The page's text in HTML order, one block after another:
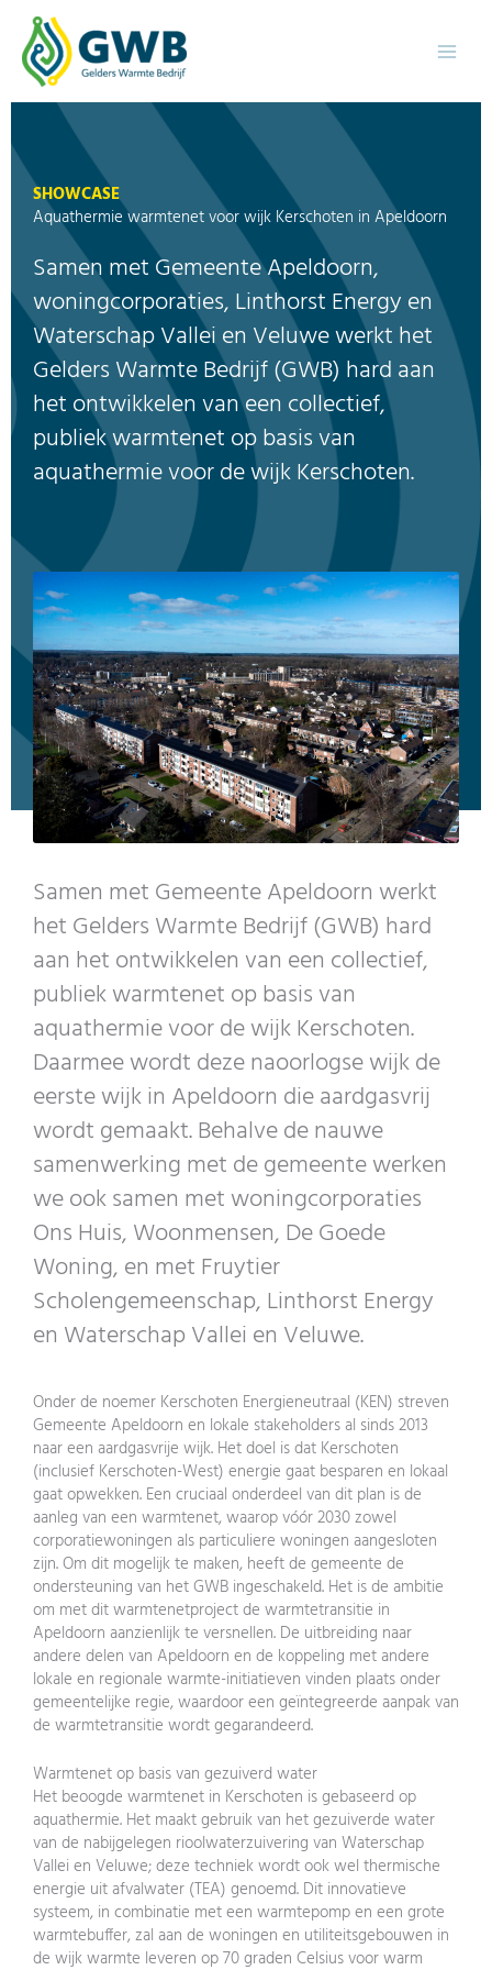
inhoud
SHOWCASE
Aquathermie warmtenet voor wijk Kerschoten in Apeldoorn
Samen met Gemeente Apeldoorn,
woningcorporaties, Linthorst Energy en
Waterschap Vallei en Veluwe werkt het
Gelders Warmte Bedrijf (GWB) hard aan
het ontwikkelen van een collectief,
publiek warmtenet op basis van
aquathermie voor de wijk Kerschoten.
Samen met Gemeente Apeldoorn werkt
het Gelders Warmte Bedrijf (GWB) hard
aan het ontwikkelen van een collectief,
publiek warmtenet op basis van
aquathermie voor de wijk Kerschoten.
Daarmee wordt deze naoorlogse wijk de
eerste wijk in Apeldoorn die aardgasvrij
wordt gemaakt. Behalve de nauwe
samenwerking met de gemeente werken
we ook samen met woningcorporaties
Ons Huis, Woonmensen, De Goede
Woning, en met Fruytier
Scholengemeenschap, Linthorst Energy
en Waterschap Vallei en Veluwe.
Onder de noemer Kerschoten Energieneutraal (KEN) streven
Gemeente Apeldoorn en lokale stakeholders al sinds 2013
naar een aardgasvrije wijk. Het doel is dat Kerschoten
(inclusief Kerschoten-West) energie gaat besparen en lokaal
gaat opwekken. Een cruciaal onderdeel van dit plan is de
aanleg van een warmtenet, waarop vóór 2030 zowel
corporatiewoningen als particuliere woningen aangesloten
zijn. Om dit mogelijk te maken, heeft de gemeente de
ondersteuning van het GWB ingeschakeld. Het is de ambitie
om met dit warmtenetproject de warmtetransitie in
Apeldoorn aanzienlijk te versnellen. De uitbreiding naar
andere delen van Apeldoorn en de koppeling met andere
lokale en regionale warmte-initiatieven vinden plaats onder
gemeentelijke regie, waardoor een geïntegreerde aanpak van
de warmtetransitie wordt gegarandeerd.
Warmtenet op basis van gezuiverd water
Het beoogde warmtenet in Kerschoten is gebaseerd op
aquathermie. Het maakt gebruik van het gezuiverde water
van de nabijgelegen rioolwaterzuivering van Waterschap
Vallei en Veluwe; deze techniek wordt ook wel thermische
energie uit afvalwater (TEA) genoemd. Dit innovatieve
systeem, in combinatie met een warmtepomp en een grote
warmtebuffer, zal aan de woningen en utiliteitsgebouwen in
de wijk warmte leveren op 70 graden Celsius voor warm